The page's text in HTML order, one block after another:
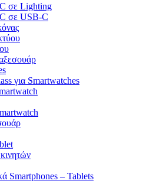
σε Lighting
σε USB-C
για Smartwatches
Smartphones – Tablets